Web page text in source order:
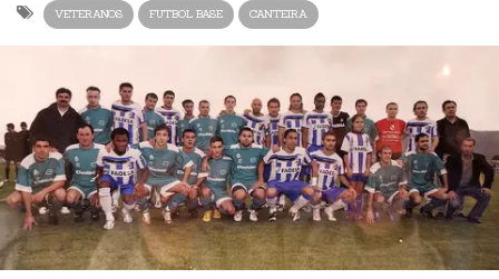
VETERANOS FUTBOL BASE CANTEIRA